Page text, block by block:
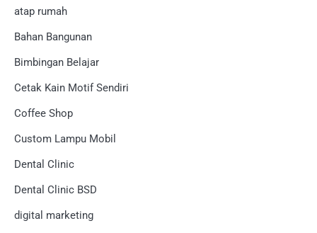
atap rumah
Bahan Bangunan
Bimbingan Belajar
Cetak Kain Motif Sendiri
Coffee Shop
Custom Lampu Mobil
Dental Clinic
Dental Clinic BSD
digital marketing